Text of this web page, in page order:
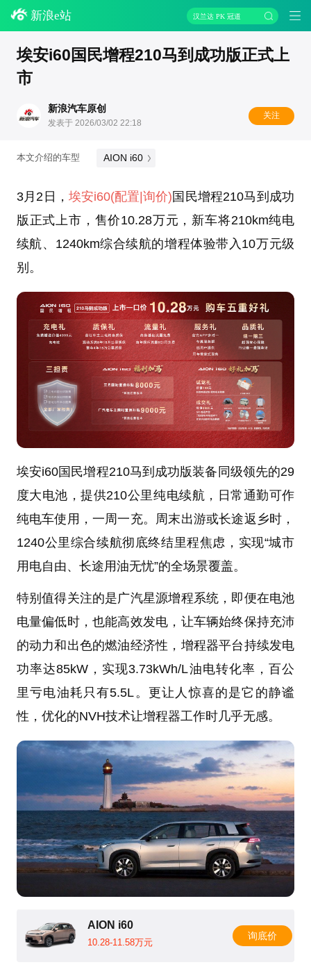
新浪e站 汉兰达 PK 冠道
埃安i60国民增程210马到成功版正式上
市
新浪汽车原创
发表于 2026/03/02 22:18
关注
本文介绍的车型 AION i60
3月2日，埃安i60(配置|询价)国民增程210马到成功
版正式上市，售价10.28万元，新车将210km纯电
续航、1240km综合续航的增程体验带入10万元级
别。
埃安i60国民增程210马到成功版装备同级领先的29
度大电池，提供210公里纯电续航，日常通勤可作
纯电车使用，一周一充。周末出游或长途返乡时，
1240公里综合续航彻底终结里程焦虑，实现“城市
用电自由、长途用油无忧”的全场景覆盖。
特别值得关注的是广汽星源增程系统，即便在电池
电量偏低时，也能高效发电，让车辆始终保持充沛
的动力和出色的燃油经济性，增程器平台持续发电
功率达85kW，实现3.73kWh/L油电转化率，百公
里亏电油耗只有5.5L。更让人惊喜的是它的静谧
性，优化的NVH技术让增程器工作时几乎无感。
AION i60
10.28-11.58万元
询底价